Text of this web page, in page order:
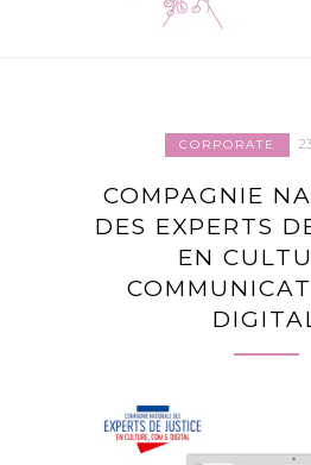
CORPORATE
COMPAGNIE
DES EXPERTS
EN